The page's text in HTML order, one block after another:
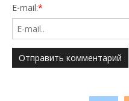
E-mail:*